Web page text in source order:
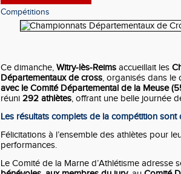
Compétitions
Ce dimanche, Witry-lès-Reims accueillait les
Départementaux de cross, organisés dans le
avec le Comité Départemental de la Meuse
réuni 292 athlètes, offrant une belle journée
Les résultats complets de la compétition sont
Félicitations à l’ensemble des athlètes pour
performances.
Le Comité de la Marne d’Athlétisme adresse